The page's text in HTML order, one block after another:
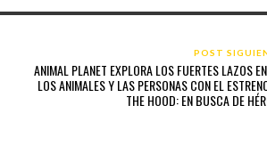
POST
ANIMAL PLANET EXPLORA LOS FUERTES LAZOS
LOS ANIMALES Y LAS PERSONAS CON EL
THE HOOD: EN BUSCA DE